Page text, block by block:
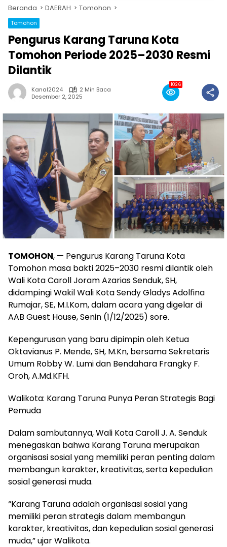
Beranda DAERAH Tomohon
Tomohon
Pengurus Karang Taruna Kota
Tomohon Periode 2025–2030 Resmi
Dilantik
Kanal2024
2 Min Baca
Desember 2, 2025
1026
TOMOHON, — Pengurus Karang Taruna Kota
Tomohon masa bakti 2025–2030 resmi dilantik oleh
Wali Kota Caroll Joram Azarias Senduk, SH,
didampingi Wakil Wali Kota Sendy Gladys Adolfina
Rumajar, SE, M.I.Kom, dalam acara yang digelar di
AAB Guest House, Senin (1/12/2025) sore.
Kepengurusan yang baru dipimpin oleh Ketua
Oktavianus P. Mende, SH, M.Kn, bersama Sekretaris
Umum Robby W. Lumi dan Bendahara Frangky F.
Oroh, A.Md.KFH.
Walikota: Karang Taruna Punya Peran Strategis Bagi
Pemuda
Dalam sambutannya, Wali Kota Caroll J. A. Senduk
menegaskan bahwa Karang Taruna merupakan
organisasi sosial yang memiliki peran penting dalam
membangun karakter, kreativitas, serta kepedulian
sosial generasi muda.
“Karang Taruna adalah organisasi sosial yang
memiliki peran strategis dalam membangun
karakter, kreativitas, dan kepedulian sosial generasi
muda,” ujar Walikota.